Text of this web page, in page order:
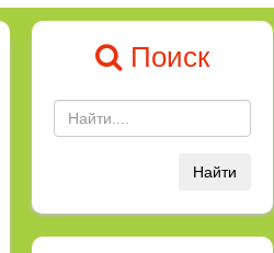
Поиск
Найти